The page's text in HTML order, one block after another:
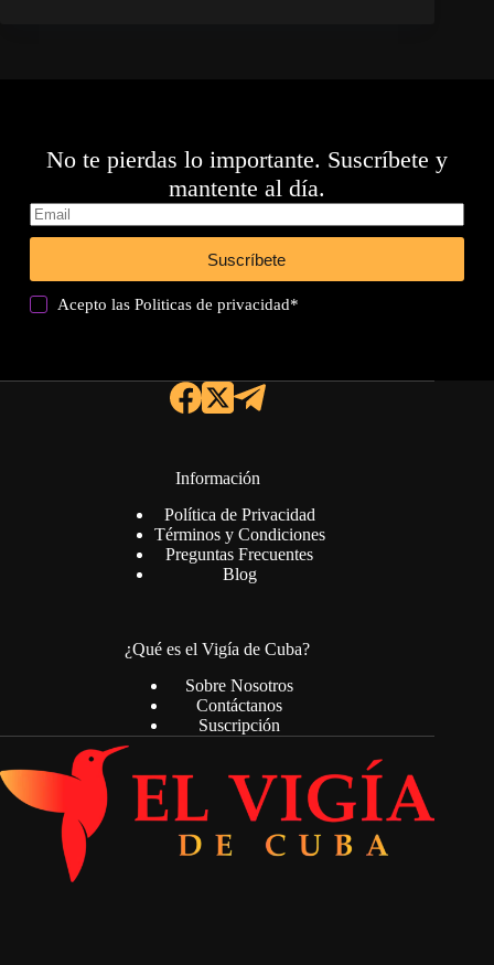
No te pierdas lo importante. Suscríbete y
mantente al día.
Suscríbete
Acepto lasPoliticas de privacidad*
Información
Política de Privacidad
Términos y Condiciones
Preguntas Frecuentes
Blog
¿Qué es el Vigía de Cuba?
Sobre Nosotros
Contáctanos
Suscripción